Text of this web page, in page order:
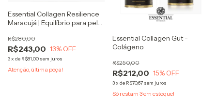
Essential Collagen Resilience
Maracujá | Equilíbrio para pele
R$243,00
R$280,00
13% OFF
3x de R$81,00 sem juros
Atenção, última peça!
Essential Collagen Gut -
Colágeno
R$212,00
R$250,00
15% OFF
3x de R$70,67 sem juros
Só restam 3em estoque!